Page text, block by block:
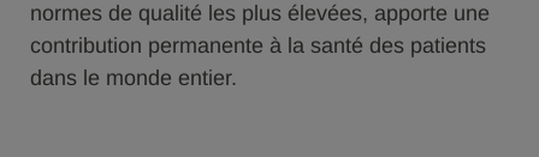
normes de qualité les plus élevées, apporte une
contribution permanente à la santé des patients
dans le monde entier.